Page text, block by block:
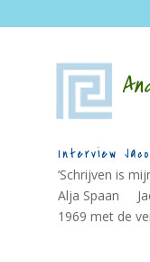
Interview
‘Schrijven is
Alja Spaan
1969 met de